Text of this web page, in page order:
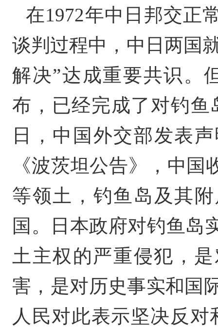
在1972年中日邦交正
谈判过程中，中日两国
解决”达成重要共识。
布，已经完成了对钓鱼
日，中国外交部发表
《波茨坦公告》，中
等领土，钓鱼岛及其
国。日本政府对钓鱼岛
土主权的严重侵犯，
害，是对历史事实和国
人民对此表示坚决反